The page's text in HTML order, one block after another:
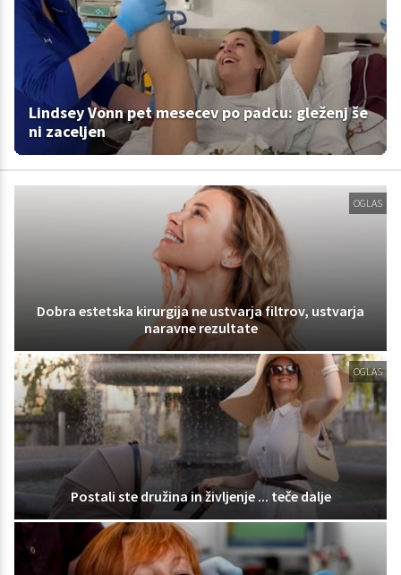
Lindsey Vonn pet mesecev po padcu: gleženj še
ni zaceljen
OGLAS
Dobra estetska kirurgija ne ustvarja filtrov, ustvarja
naravne rezultate
OGLAS
Postali ste družina in življenje ... teče dalje